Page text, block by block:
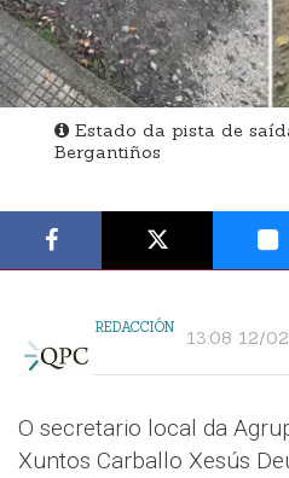
Estado da pista de
Bergantiños
REDACCIÓN 13:08 12/
O secretario local da
Xuntos Carballo Xesús